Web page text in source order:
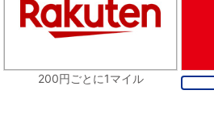
200円ごとに1マイル